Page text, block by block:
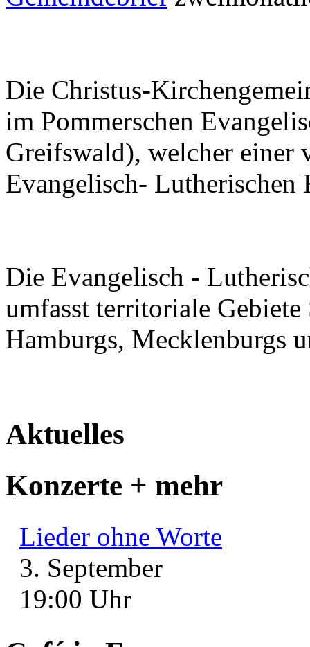
Die Christus-
im Pommerschen
Greifswald), welcher einer
Evangelisch-
Die Evangelisch -
umfasst territoriale
Hamburgs, Mecklenburgs
Aktuelles
Konzerte + mehr
Lieder ohne Worte
3. September
19:00 Uhr